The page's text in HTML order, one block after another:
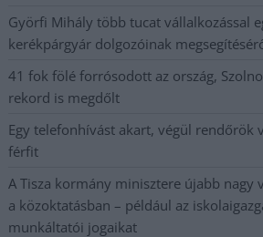
Györfi Mihály több tucat vállalkozással
kerékpárgyár dolgozóinak
41 fok fölé forrósodott az ország,
rekord is megdőlt
Egy telefonhívást akart, végül rendőrök
férfit
A Tisza kormány minisztere újabb
a közoktatásban – például az
munkáltatói jogaikat